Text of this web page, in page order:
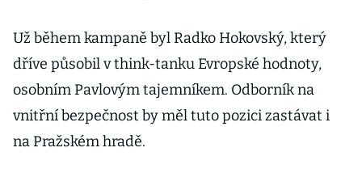
Už během kampaně byl Radko Hokovský, který
dříve působil v think-tanku Evropské hodnoty,
osobním Pavlovým tajemníkem. Odborník na
vnitřní bezpečnost by měl tuto pozici zastávat i
na Pražském hradě.